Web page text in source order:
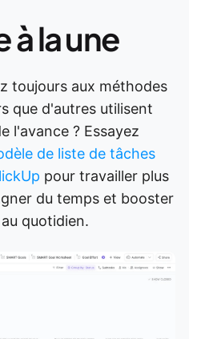
à la une
toujours aux méthodes
que d'autres utilisent
l'avance ? Essayez
de liste de tâches
pour travailler plus
du temps et booster
quotidien.